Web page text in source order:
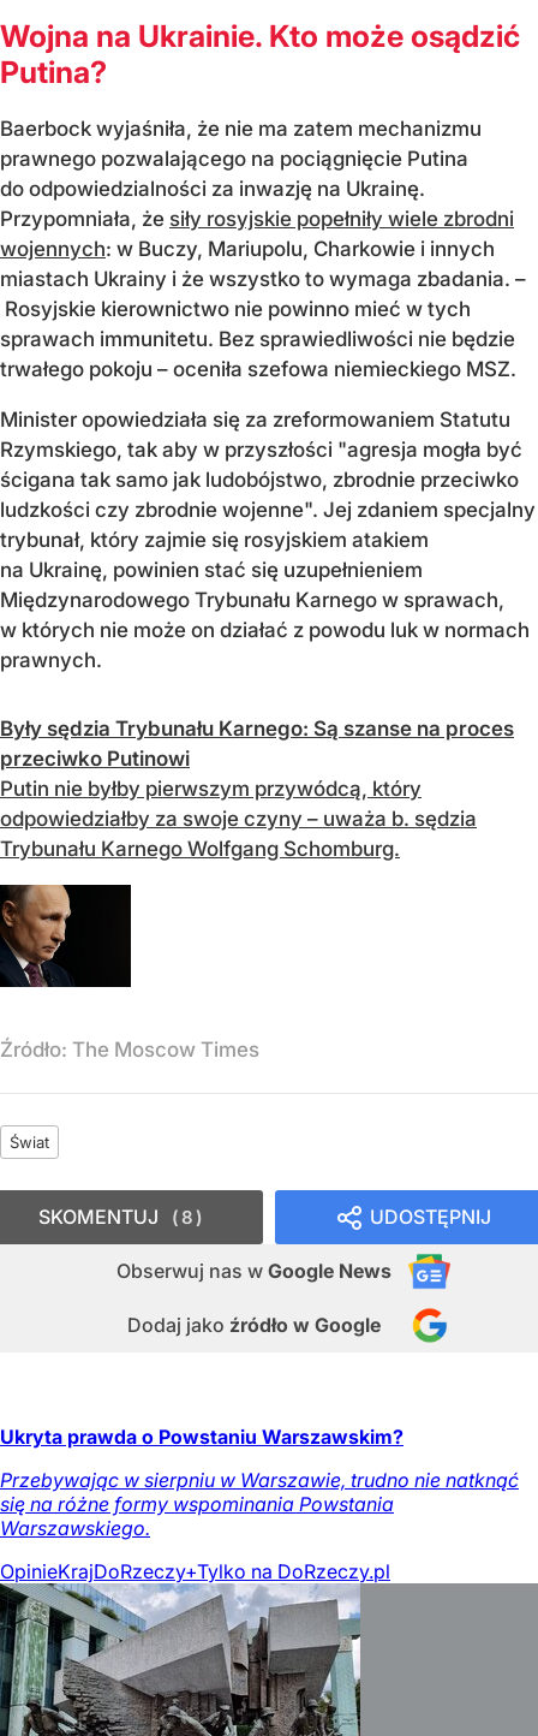
Wojna na Ukrainie. Kto może osądzić
Putina?
Baerbock wyjaśniła, że nie ma zatem mechanizmu
prawnego pozwalającego na pociągnięcie Putina
do odpowiedzialności za inwazję na Ukrainę.
Przypomniała, że siły rosyjskie popełniły wiele zbrodni
wojennych: w Buczy, Mariupolu, Charkowie i innych
miastach Ukrainy i że wszystko to wymaga zbadania. –
Rosyjskie kierownictwo nie powinno mieć w tych
sprawach immunitetu. Bez sprawiedliwości nie będzie
trwałego pokoju – oceniła szefowa niemieckiego MSZ.
Minister opowiedziała się za zreformowaniem Statutu
Rzymskiego, tak aby w przyszłości "agresja mogła być
ścigana tak samo jak ludobójstwo, zbrodnie przeciwko
ludzkości czy zbrodnie wojenne". Jej zdaniem specjalny
trybunał, który zajmie się rosyjskiem atakiem
na Ukrainę, powinien stać się uzupełnieniem
Międzynarodowego Trybunału Karnego w sprawach,
w których nie może on działać z powodu luk w normach
prawnych.
Były sędzia Trybunału Karnego: Są szanse na proces
przeciwko Putinowi
Putin nie byłby pierwszym przywódcą, który
odpowiedziałby za swoje czyny – uważa b. sędzia
Trybunału Karnego Wolfgang Schomburg.
Źródło: The Moscow Times
Świat
UDOSTĘPNIJ
Obserwuj nas w Google News
Dodaj jako źródło w Google
SKOMENTUJ 8
Ukryta prawda o Powstaniu Warszawskim?
Przebywając w sierpniu w Warszawie, trudno nie natknąć
się na różne formy wspominania Powstania
Warszawskiego.
OpinieKrajDoRzeczy+Tylko na DoRzeczy.pl